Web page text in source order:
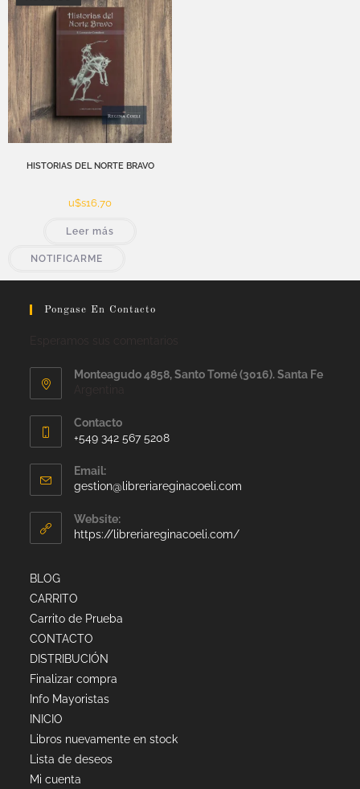
HISTORIAS DEL NORTE BRAVO
u$s16,70
Leer más
NOTIFICARME
Pongase En Contacto
Monteagudo 4858, Santo Tomé (3016). Santa Fe
Contacto
+549 342 567 5208
Email:
gestion@libreriareginacoeli.com
Website:
https://libreriareginacoeli.com/
BLOG
CARRITO
Carrito de Prueba
CONTACTO
DISTRIBUCIÓN
Finalizar compra
Info Mayoristas
INICIO
Libros nuevamente en stock
Lista de deseos
Mi cuenta